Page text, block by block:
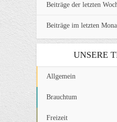
Beiträge der letzten
Beiträge im letzten
UNSERE
Allgemein
Brauchtum
Freizeit